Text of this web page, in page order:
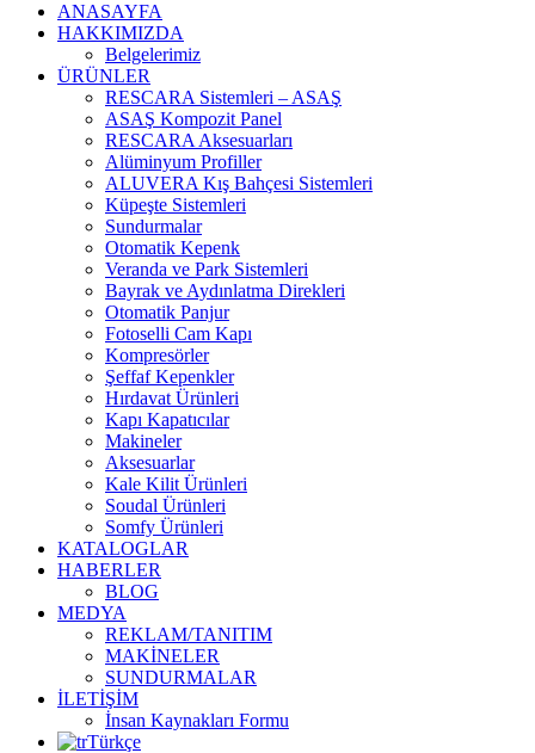
ANASAYFA
HAKKIMIZDA
Belgelerimiz
ÜRÜNLER
RESCARA Sistemleri – ASAŞ
ASAŞ Kompozit Panel
RESCARA Aksesuarları
Alüminyum Profiller
ALUVERA Kış Bahçesi Sistemleri
Küpeşte Sistemleri
Sundurmalar
Otomatik Kepenk
Veranda ve Park Sistemleri
Bayrak ve Aydınlatma Direkleri
Otomatik Panjur
Fotoselli Cam Kapı
Kompresörler
Şeffaf Kepenkler
Hırdavat Ürünleri
Kapı Kapatıcılar
Makineler
Aksesuarlar
Kale Kilit Ürünleri
Soudal Ürünleri
Somfy Ürünleri
KATALOGLAR
HABERLER
BLOG
MEDYA
REKLAM/TANITIM
MAKİNELER
SUNDURMALAR
İLETİŞİM
İnsan Kaynakları Formu
Türkçe